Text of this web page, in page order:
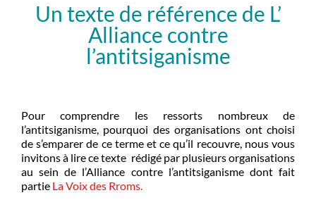
Un texte de référence de L’
Alliance contre
l’antitsiganisme
Pour comprendre les ressorts nombreux de
l’antitsiganisme, pourquoi des organisations ont choisi
de s’emparer de ce terme et ce qu’il recouvre, nous vous
invitons à lire ce texte rédigé par plusieurs organisations
au sein de l’Alliance contre l’antitsiganisme dont fait
partie La Voix des Rroms.